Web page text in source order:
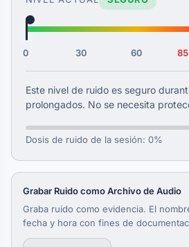
0 30 60 85
Este nivel de ruido es seguro
prolongados. No se necesita
Dosis de ruido de la sesión: 0%
Grabar Ruido como Archivo de Audio
Graba ruido como evidencia. El
fecha y hora con fines de